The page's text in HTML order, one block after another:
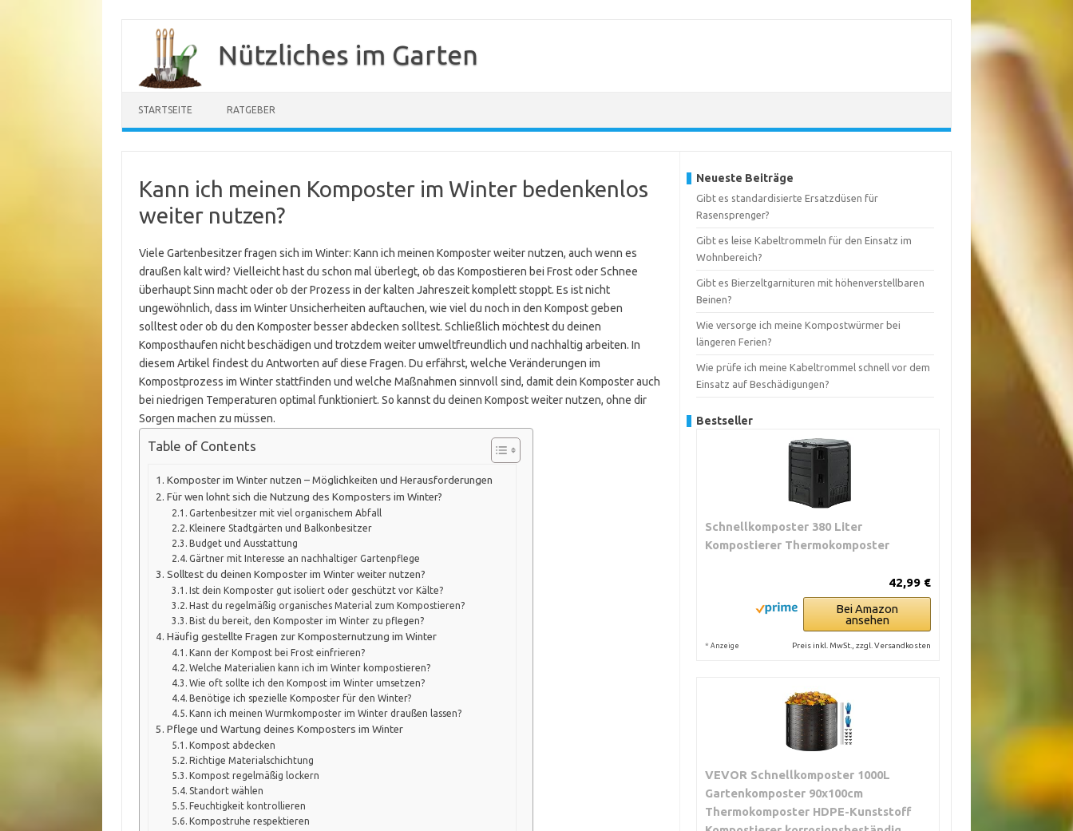
springen
Nützliches im Garten
STARTSEITE RATGEBER
Kann ich meinen Komposter im Winter bedenkenlos
weiter nutzen?
Viele Gartenbesitzer fragen sich im Winter: Kann ich meinen Komposter weiter nutzen, auch wenn es
draußen kalt wird? Vielleicht hast du schon mal überlegt, ob das Kompostieren bei Frost oder Schnee
überhaupt Sinn macht oder ob der Prozess in der kalten Jahreszeit komplett stoppt. Es ist nicht
ungewöhnlich, dass im Winter Unsicherheiten auftauchen, wie viel du noch in den Kompost geben
solltest oder ob du den Komposter besser abdecken solltest. Schließlich möchtest du deinen
Komposthaufen nicht beschädigen und trotzdem weiter umweltfreundlich und nachhaltig arbeiten. In
diesem Artikel findest du Antworten auf diese Fragen. Du erfährst, welche Veränderungen im
Kompostprozess im Winter stattfinden und welche Maßnahmen sinnvoll sind, damit dein Komposter auch
bei niedrigen Temperaturen optimal funktioniert. So kannst du deinen Kompost weiter nutzen, ohne dir
Sorgen machen zu müssen.
Table of Contents
Komposter im Winter nutzen – Möglichkeiten und Herausforderungen
Für wen lohnt sich die Nutzung des Komposters im Winter?
Gartenbesitzer mit viel organischem Abfall
Kleinere Stadtgärten und Balkonbesitzer
Budget und Ausstattung
Gärtner mit Interesse an nachhaltiger Gartenpflege
Solltest du deinen Komposter im Winter weiter nutzen?
Ist dein Komposter gut isoliert oder geschützt vor Kälte?
Hast du regelmäßig organisches Material zum Kompostieren?
Bist du bereit, den Komposter im Winter zu pflegen?
Häufig gestellte Fragen zur Komposternutzung im Winter
Kann der Kompost bei Frost einfrieren?
Welche Materialien kann ich im Winter kompostieren?
Wie oft sollte ich den Kompost im Winter umsetzen?
Benötige ich spezielle Komposter für den Winter?
Kann ich meinen Wurmkomposter im Winter draußen lassen?
Pflege und Wartung deines Komposters im Winter
Kompost abdecken
Richtige Materialschichtung
Kompost regelmäßig lockern
Standort wählen
Feuchtigkeit kontrollieren
Kompostruhe respektieren
Neueste Beiträge
Gibt es standardisierte Ersatzdüsen für
Rasensprenger?
Gibt es leise Kabeltrommeln für den Einsatz im
Wohnbereich?
Gibt es Bierzeltgarnituren mit höhenverstellbaren
Beinen?
Wie versorge ich meine Kompostwürmer bei
längeren Ferien?
Wie prüfe ich meine Kabeltrommel schnell vor dem
Einsatz auf Beschädigungen?
Bestseller
Schnellkomposter 380 Liter
Kompostierer Thermokomposter
42,99 €
Bei Amazon
ansehen
* Anzeige Preis inkl. MwSt., zzgl. Versandkosten
VEVOR Schnellkomposter 1000L
Gartenkomposter 90x100cm
Thermokomposter HDPE-Kunststoff